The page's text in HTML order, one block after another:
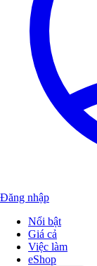
Đăng nhập
Nổi bật
Giá cả
Việc làm
eShop